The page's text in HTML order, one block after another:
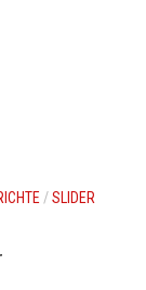
/SLIDER